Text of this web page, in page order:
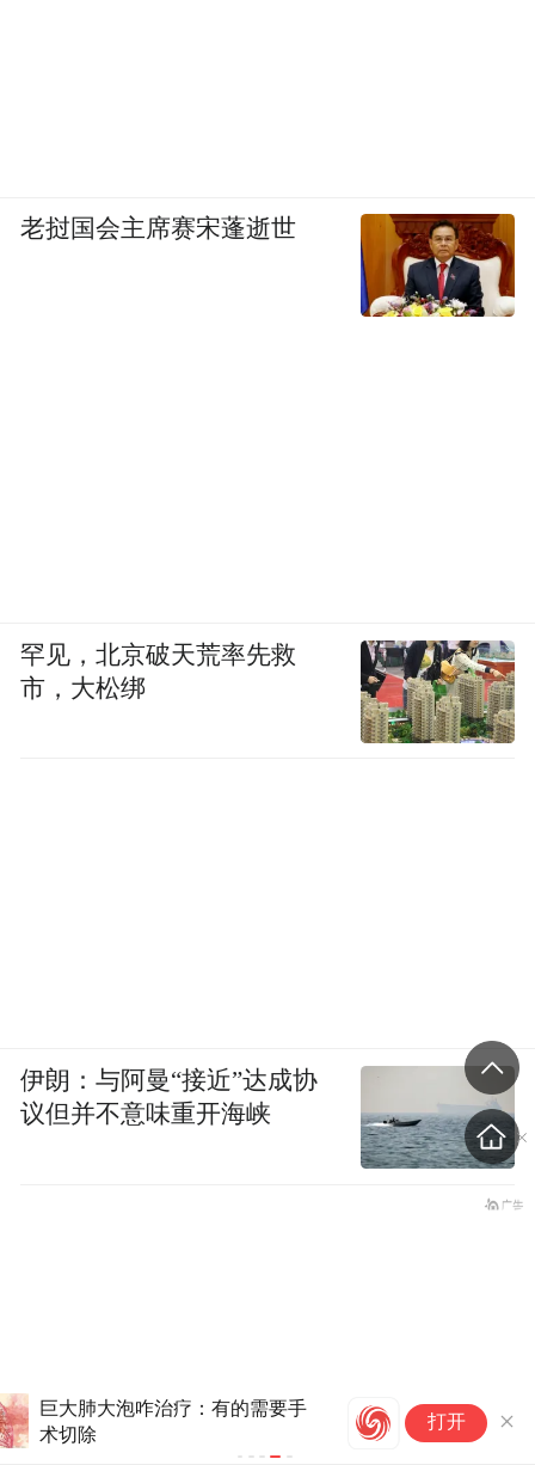
打开
老挝国会主席赛宋蓬逝世
罕见，北京破天荒率先救
市，大松绑
伊朗：与阿曼“接近”达成协
议但并不意味重开海峡